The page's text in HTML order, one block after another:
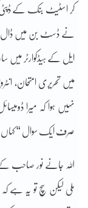
کر اسٹیٹ بنک کے ڈپٹی
نے ڈسٹ بن میں ڈال
ایل کے ہیڈکوارٹر میں
میں تحریری امتحان،
نہیں ہوا کہ میرا
صرف ایک سوال “ کہاں
اللہ جانے نور صاحب
ملی لیکن سچ تو یہ ہے